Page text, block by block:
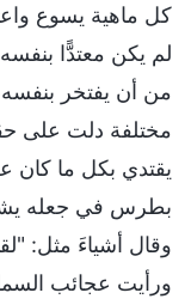
كل ماهية يسوع
لم يكن معتدًّا
من أن يفتخر
مختلفة دلت على
يقتدي بكل ما كان
بطرس في جعله
وقال أشياءَ مثل:
ورأيت عجائب